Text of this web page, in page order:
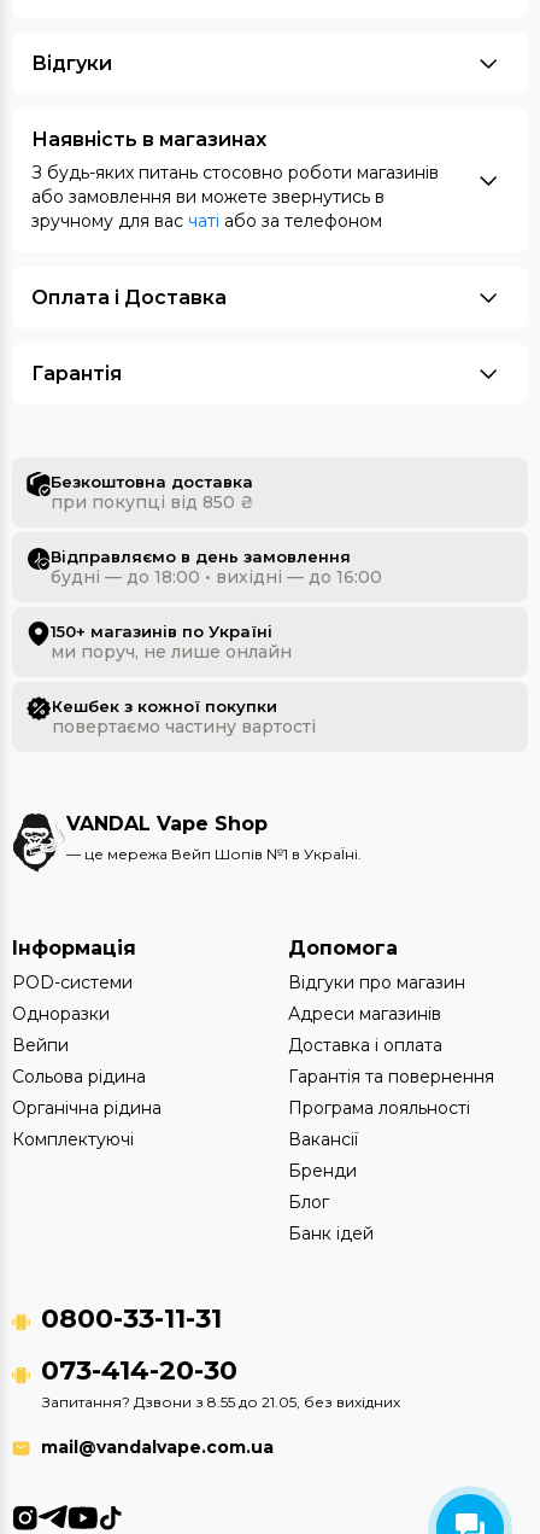
Відгуки
Наявність в магазинах
З будь-яких питань стосовно роботи магазинів
або замовлення ви можете звернутись в
зручному для вас чаті або за телефоном
Оплата i Доставка
Гарантія
Безкоштовна доставка
при покупці від 850 ₴
Відправляємо в день замовлення
будні — до 18:00 • вихідні — до 16:00
150+ магазинів по Україні
ми поруч, не лише онлайн
Кешбек з кожної покупки
повертаємо частину вартості
VANDAL Vape Shop
— це мережа Вейп Шопів №1 в УкраЇні.
Інформація
POD-системи
Одноразки
Вейпи
Сольова рідина
Органічна рідина
Комплектуючі
Допомога
Відгуки про магазин
Адреси магазинів
Доставка і оплата
Гарантія та повернення
Програма лояльності
Вакансії
Бренди
Блог
Банк ідей
0800-33-11-31
073-414-20-30
Запитання? Дзвони з 8.55 до 21.05, без вихідних
mail@vandalvape.com.ua